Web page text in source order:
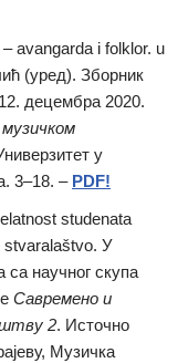
– avangarda i folklor. u
(уред). Зборник
децембра 2020.
у
3–18. – PDF!
studenata
stvaralaštvo. У
научног скупа
Савремено и
2. Источно
Музичка